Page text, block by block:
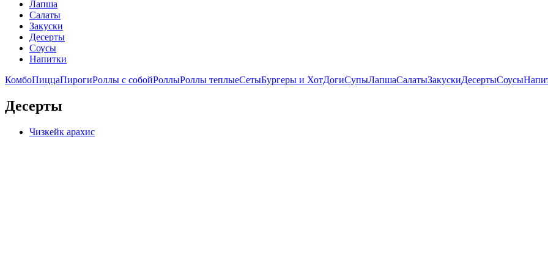
Лапша
Салаты
Закуски
Десерты
Соусы
Напитки
КомбоПиццаПирогиРоллы с собойРоллыРоллы теплыеСетыБургеры и ХотДогиСупыЛапшаСалатыЗакускиДесертыСоусы
Десерты
Чизкейк арахис